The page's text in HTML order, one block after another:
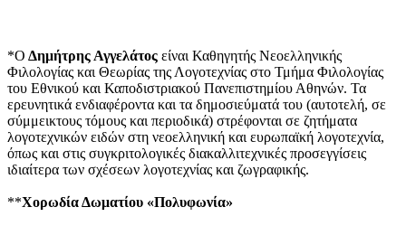
*Ο Δημήτρης Αγγελάτος είναι Καθηγητής Νεοελληνικής
Φιλολογίας και Θεωρίας της Λογοτεχνίας στο Τμήμα Φιλολογίας
του Εθνικού και Καποδιστριακού Πανεπιστημίου Αθηνών. Τα
ερευνητικά ενδιαφέροντα και τα δημοσιεύματά του (αυτοτελή, σε
σύμμεικτους τόμους και περιοδικά) στρέφονται σε ζητήματα
λογοτεχνικών ειδών στη νεοελληνική και ευρωπαϊκή λογοτεχνία,
όπως και στις συγκριτολογικές διακαλλιτεχνικές προσεγγίσεις
ιδιαίτερα των σχέσεων λογοτεχνίας και ζωγραφικής.
**Xορωδία Δωματίου «Πολυφωνία»